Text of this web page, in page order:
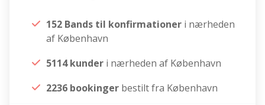
152 Bands til konfirmationer i nærheden
af København
5114 kunder i nærheden af København
2236 bookinger bestilt fra København